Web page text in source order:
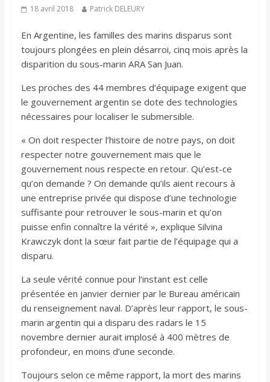
18 avril 2018 Patrick DELEURY
En Argentine, les familles des marins disparus sont
toujours plongées en plein désarroi, cinq mois après la
disparition du sous-marin ARA San Juan.
Les proches des 44 membres d’équipage exigent que
le gouvernement argentin se dote des technologies
nécessaires pour localiser le submersible.
« On doit respecter l’histoire de notre pays, on doit
respecter notre gouvernement mais que le
gouvernement nous respecte en retour. Qu’est-ce
qu’on demande ? On demande qu’ils aient recours à
une entreprise privée qui dispose d’une technologie
suffisante pour retrouver le sous-marin et qu’on
puisse enfin connaître la vérité », explique Silvina
Krawczyk dont la sœur fait partie de l’équipage qui a
disparu.
La seule vérité connue pour l’instant est celle
présentée en janvier dernier par le Bureau américain
du renseignement naval. D’après leur rapport, le sous-
marin argentin qui a disparu des radars le 15
novembre dernier aurait implosé à 400 mètres de
profondeur, en moins d’une seconde.
Toujours selon ce même rapport, la mort des marins